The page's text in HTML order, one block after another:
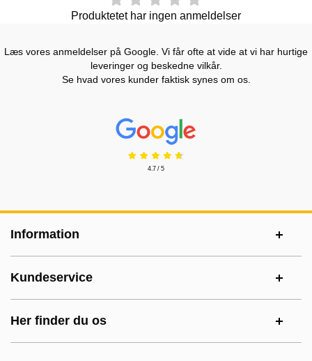
Produktetet har ingen anmeldelser
Læs vores anmeldelser på Google. Vi får ofte at vide at vi har hurtige
leveringer og beskedne vilkår.
Se hvad vores kunder faktisk synes om os.
Prisjakt Anmeldelser: 4.7 Stjerne
4.7 / 5
Information
Kundeservice
Her finder du os